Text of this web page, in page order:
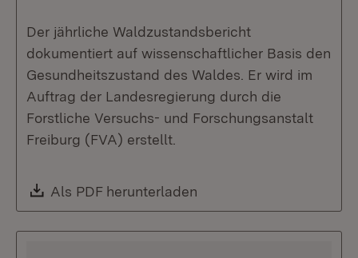
Der jährliche Waldzustandsbericht
dokumentiert auf wissenschaftlicher Basis den
Gesundheitszustand des Waldes. Er wird im
Auftrag der Landesregierung durch die
Forstliche Versuchs- und Forschungsanstalt
Freiburg (FVA) erstellt.
Download:
Als PDF herunterladen